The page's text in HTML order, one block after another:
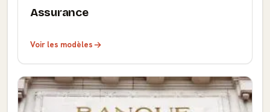
Assurance
Voir les modèles